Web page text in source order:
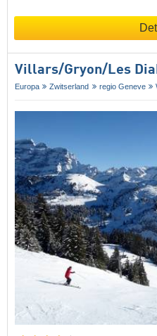
Villars/​Gryon/​Les
Europa Zwitserland regio Geneve